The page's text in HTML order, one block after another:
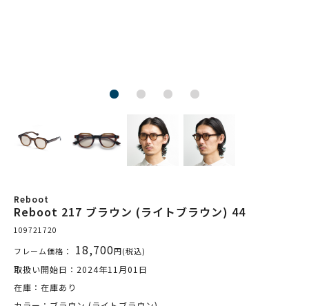
Reboot
Reboot 217 ブラウン (ライトブラウン) 44
109721720
フレーム価格： 18,700円(税込)
取扱い開始日：2024年11月01日
在庫：在庫あり